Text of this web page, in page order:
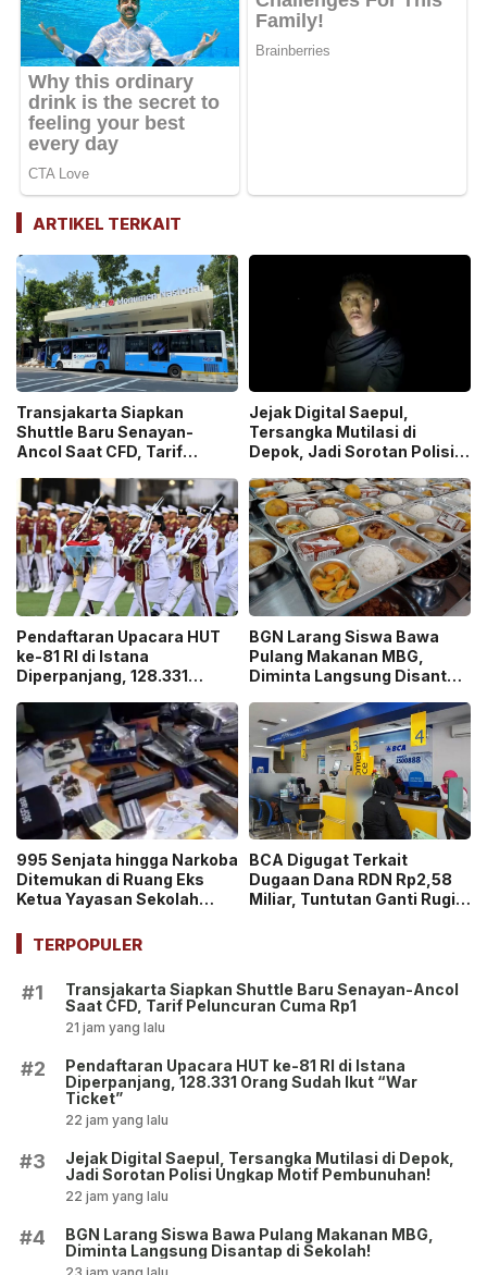
ARTIKEL TERKAIT
Transjakarta Siapkan
Shuttle Baru Senayan-
Ancol Saat CFD, Tarif
Jejak Digital Saepul,
Tersangka Mutilasi di
Depok, Jadi Sorotan Polisi
Pendaftaran Upacara HUT
ke-81 RI di Istana
Diperpanjang, 128.331
Ticket”
BGN Larang Siswa Bawa
Pulang Makanan MBG,
Diminta Langsung Disantap
995 Senjata hingga Narkoba
Ditemukan di Ruang Eks
Ketua Yayasan Sekolah
Ekskul Menembak!
BCA Digugat Terkait
Dugaan Dana RDN Rp2,58
Miliar, Tuntutan Ganti Rugi
TERPOPULER
#1
Transjakarta Siapkan Shuttle Baru Senayan-Ancol
Saat CFD, Tarif Peluncuran Cuma Rp1
21 jam yang lalu
#2
Pendaftaran Upacara HUT ke-81 RI di Istana
Diperpanjang, 128.331 Orang Sudah Ikut “War
Ticket”
22 jam yang lalu
#3
Jejak Digital Saepul, Tersangka Mutilasi di Depok,
Jadi Sorotan Polisi Ungkap Motif Pembunuhan!
22 jam yang lalu
#4
BGN Larang Siswa Bawa Pulang Makanan MBG,
Diminta Langsung Disantap di Sekolah!